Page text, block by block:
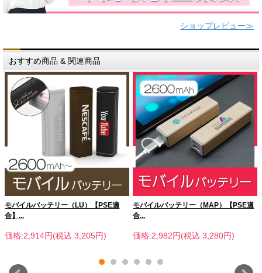
ショップレビュー≫
おすすめ商品 & 関連商品
モバイルバッテリー（LU）【PSE適
合】...
価格:2,914円(税込 3,205円)
モバイルバッテリー（MAP）【PSE適
合...
価格:2,982円(税込 3,280円)